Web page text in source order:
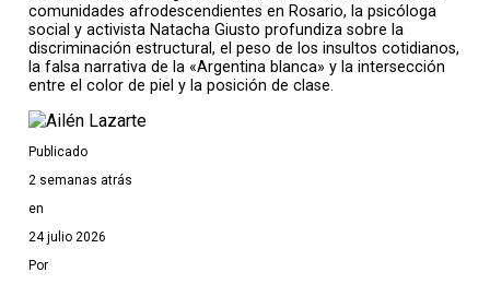
comunidades afrodescendientes en Rosario, la psicóloga
social y activista Natacha Giusto profundiza sobre la
discriminación estructural, el peso de los insultos cotidianos,
la falsa narrativa de la «Argentina blanca» y la intersección
entre el color de piel y la posición de clase.
Publicado
2 semanas atrás
en
24 julio 2026
Por